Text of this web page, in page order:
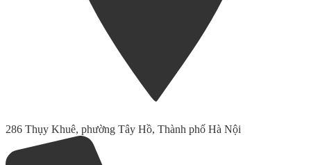
286 Thụy Khuê, phường Tây Hồ, Thành phố Hà Nội